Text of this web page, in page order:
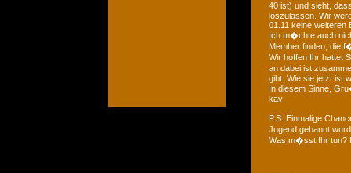
40 ist) und sieht,
loszulassen. Wir
01.11 keine weiteren
Ich m�chte auch
Member finden, die
Wir hoffen Ihr hattet
an dabei ist
gibt. Wie sie jetzt ist
In diesem Sinne,
kay
P.S. Einmalige
Jugend gebannt
Was m�sst Ihr tun?